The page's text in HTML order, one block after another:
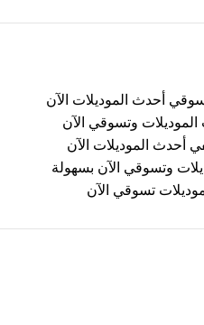
أحدث الموديلات الآن
وتسوقي الآن
أحدث الموديلات الآن
وتسوقي الآن بسهولة
تسوقي الآن